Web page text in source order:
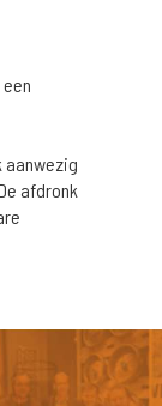
aanwezig
afdronk